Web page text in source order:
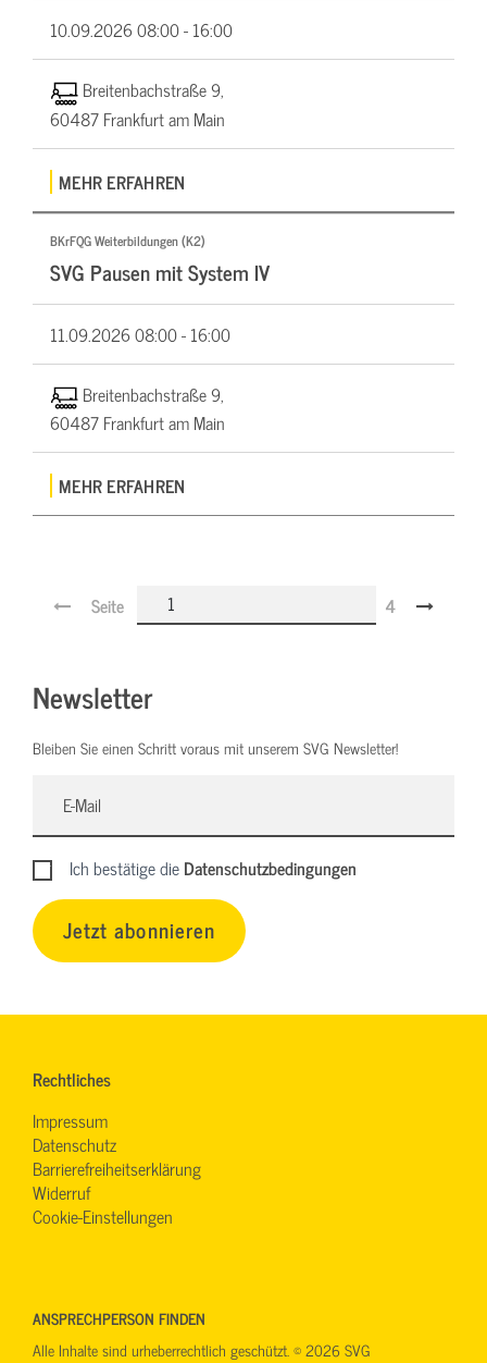
10.09.202608:00 - 16:00
Breitenbachstraße 9,
60487 Frankfurt am Main
MEHR ERFAHREN
BKrFQG Weiterbildungen (K2)
SVG Pausen mit System IV
11.09.202608:00 - 16:00
Breitenbachstraße 9,
60487 Frankfurt am Main
MEHR ERFAHREN
Seite 4
Newsletter
Bleiben Sie einen Schritt voraus mit unserem SVG Newsletter!
Ich bestätige dieDatenschutzbedingungen
Jetzt abonnieren
Rechtliches
Impressum
Datenschutz
Barrierefreiheitserklärung
Widerruf
Cookie-Einstellungen
ANSPRECHPERSON FINDEN
Alle Inhalte sind urheberrechtlich geschützt. © 2026 SVG